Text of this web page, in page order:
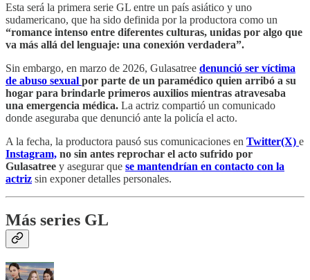
Esta será la primera serie GL entre un país asiático y uno
sudamericano, que ha sido definida por la productora como un
“romance intenso entre diferentes culturas, unidas por algo que
va más allá del lenguaje: una conexión verdadera”.
Sin embargo, en marzo de 2026, Gulasatree denunció ser víctima
de abuso sexual por parte de un paramédico quien arribó a su
hogar para brindarle primeros auxilios mientras atravesaba
una emergencia médica. La actriz compartió un comunicado
donde aseguraba que denunció ante la policía el acto.
A la fecha, la productora pausó sus comunicaciones en Twitter(X) e
Instagram, no sin antes reprochar el acto sufrido por
Gulasatree y asegurar que se mantendrían en contacto con la
actriz sin exponer detalles personales.
Más series GL